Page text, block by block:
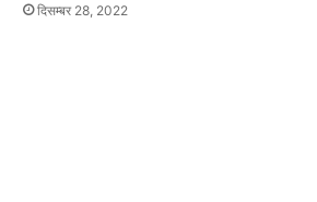
दिसम्बर 28, 2022